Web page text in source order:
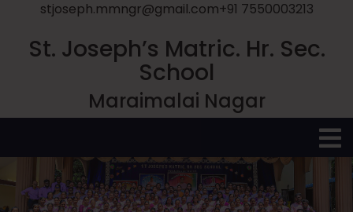
stjoseph.mmngr@gmail.com+91 7550003213
St. Joseph’s Matric. Hr. Sec.
School
Maraimalai Nagar